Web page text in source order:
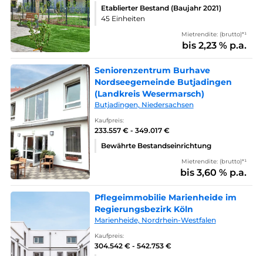
Etablierter Bestand (Baujahr 2021)
45 Einheiten
Mietrendite: (brutto)*¹
bis 2,23 % p.a.
Seniorenzentrum Burhave
Nordseegemeinde Butjadingen
(Landkreis Wesermarsch)
Butjadingen, Niedersachsen
Kaufpreis:
233.557 € - 349.017 €
Bewährte Bestandseinrichtung
Mietrendite: (brutto)*¹
bis 3,60 % p.a.
Pflegeimmobilie Marienheide im
Regierungsbezirk Köln
Marienheide, Nordrhein-Westfalen
Kaufpreis:
304.542 € - 542.753 €